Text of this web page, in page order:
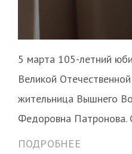
5 марта 105-летний
Великой
жительница Вышнего
Федоровна
ПОДРОБНЕЕ